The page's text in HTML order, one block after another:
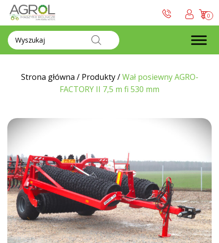
0
Wyszukiwarka
produktów
Strona główna / Produkty/Wał posiewny AGRO-
FACTORY II 7,5 m fi 530 mm